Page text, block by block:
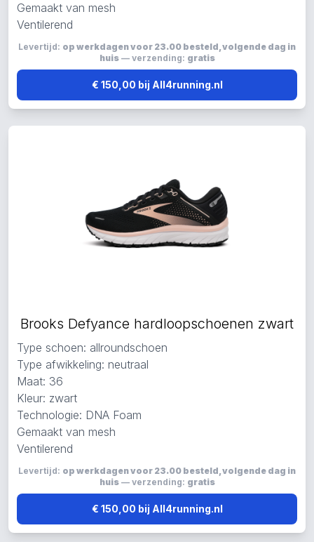
Gemaakt van mesh
Ventilerend
Levertijd: op werkdagen voor 23.00 besteld, volgende dag in
huis— verzending: gratis
€ 150,00 bij All4running.nl
Brooks Defyance hardloopschoenen zwart
Type schoen: allroundschoen
Type afwikkeling: neutraal
Maat: 36
Kleur: zwart
Technologie: DNA Foam
Gemaakt van mesh
Ventilerend
Levertijd: op werkdagen voor 23.00 besteld, volgende dag in
huis— verzending: gratis
€ 150,00 bij All4running.nl